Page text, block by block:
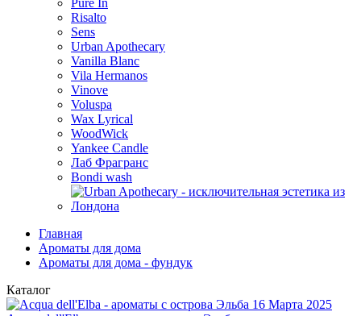
Pure In
Risalto
Sens
Urban Apothecary
Vanilla Blanc
Vila Hermanos
Vinove
Voluspa
Wax Lyrical
WoodWick
Yankee Candle
Лаб Фрагранс
Bondi wash
Главная
Ароматы для дома
Ароматы для дома - фундук
Каталог
16 Марта 2025